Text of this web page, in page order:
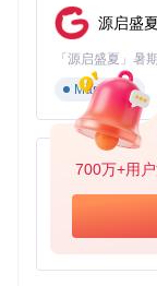
700万+用
源启盛
Markdown
py-
Python